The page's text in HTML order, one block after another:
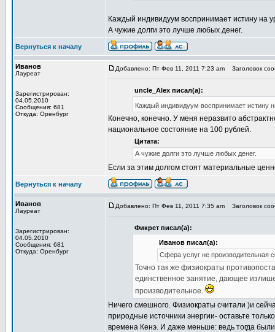
Каждый индивидуум воспринимает истину на
А чужие долги это лучше любых денег.
Вернуться к началу
Иванов
Лауреат
Зарегистрирован:
04.05.2010
Сообщения: 681
Откуда: Оренбург
Добавлено: Пт Фев 11, 2011 7:23 am Заголовок
uncle_Alex писал(а):
Каждый индивидуум воспринимает истину
Конечно, конечно. У меня неразвито
национальное состояние на 100 рублей.
Цитата:
А чужие долги это лучше любых денег.
Если за этим долгом стоят материальные
Вернуться к началу
Иванов
Лауреат
Зарегистрирован:
04.05.2010
Сообщения: 681
Откуда: Оренбург
Добавлено: Пт Фев 11, 2011 7:35 am Заголовок
Фикрет писал(а):
Иванов писал(а):
Сфера услуг не производительная
Точно так же физиократы
единственное занятие, дающее
производительное.
Ничего смешного. Физиократы считали )и
природные источники энергии- оставьте
времена Кенэ. И даже меньше: ведь тогда